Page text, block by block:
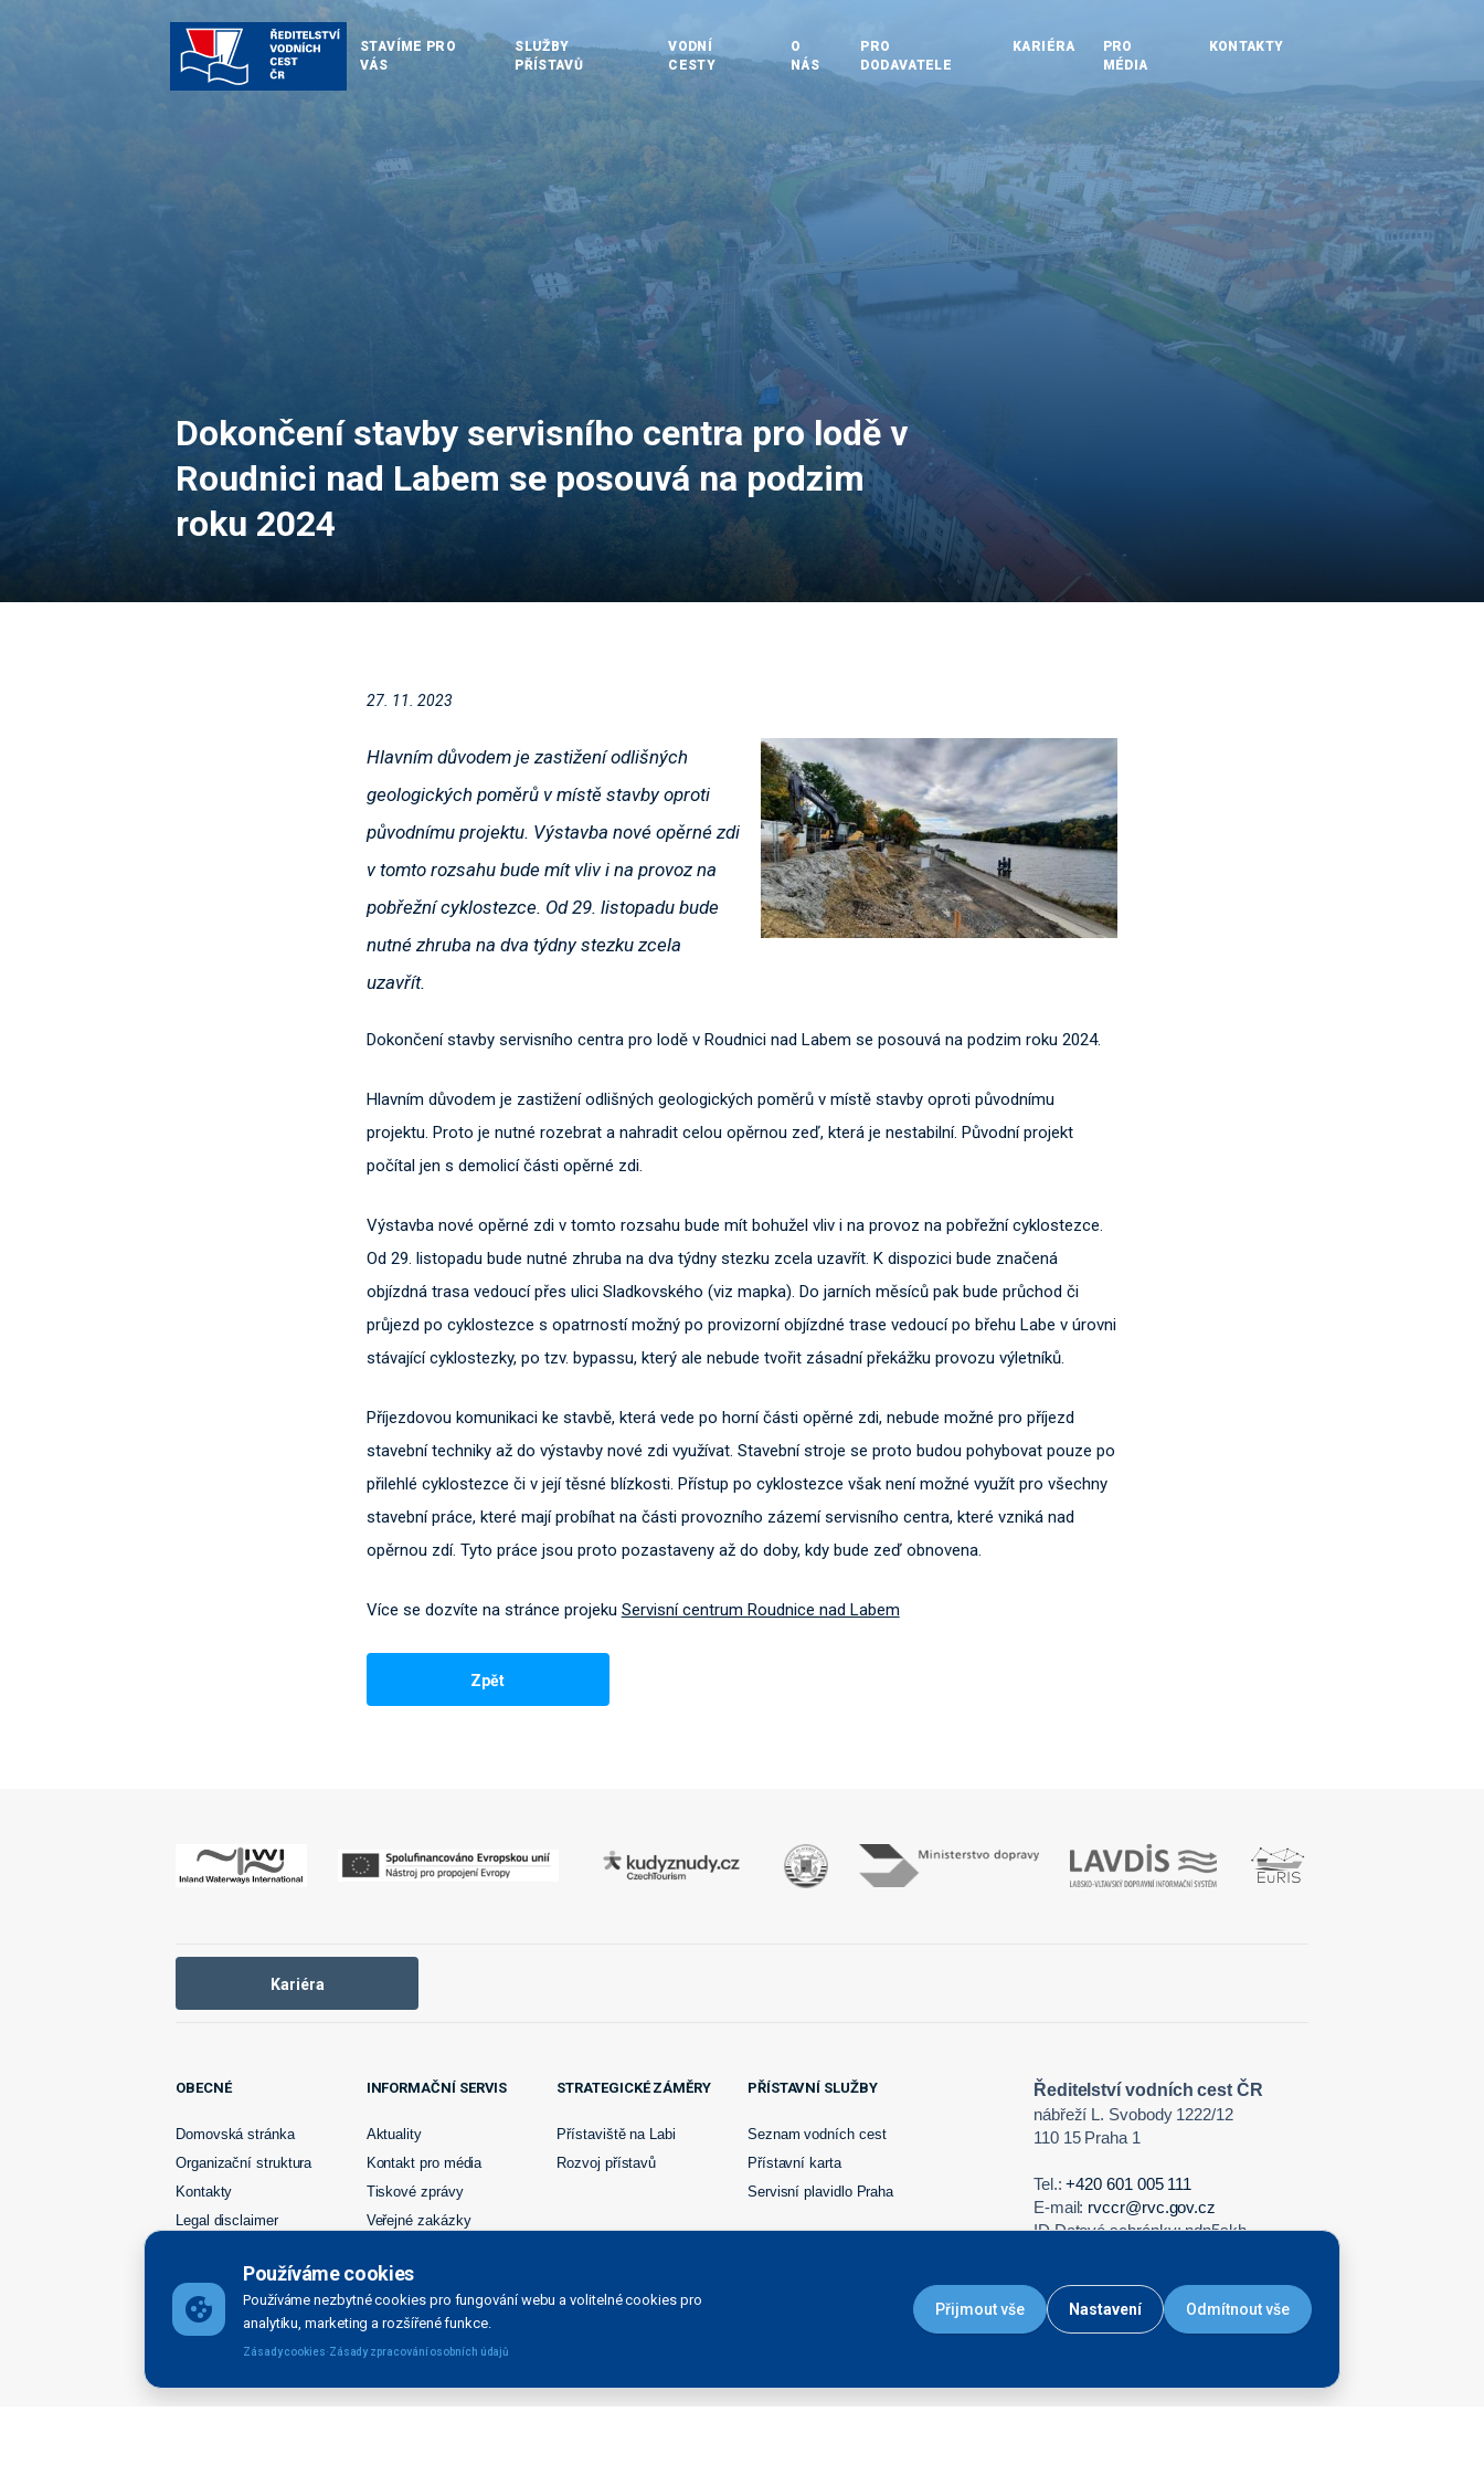
Používáme cookies
Používáme nezbytné cookies pro fungování webu a volitelné cookies pro
analytiku, marketing a rozšířené funkce.
Zásady cookies·Zásady zpracování osobních údajů
Přijmout vše Nastavení Odmítnout vše
STAVÍME PRO
VÁS
SLUŽBY
PŘÍSTAVŮ
VODNÍ
CESTY
O
NÁS
PRO
DODAVATELE
KARIÉRA
PRO
MÉDIA
KONTAKTY
Dokončení stavby servisního centra pro lodě v
Roudnici nad Labem se posouvá na podzim
roku 2024
27. 11. 2023
Hlavním důvodem je zastižení odlišných
geologických poměrů v místě stavby oproti
původnímu projektu. Výstavba nové opěrné zdi
v tomto rozsahu bude mít vliv i na provoz na
pobřežní cyklostezce. Od 29. listopadu bude
nutné zhruba na dva týdny stezku zcela
uzavřít.
Dokončení stavby servisního centra pro lodě v Roudnici nad Labem se posouvá na podzim roku 2024.
Hlavním důvodem je zastižení odlišných geologických poměrů v místě stavby oproti původnímu
projektu. Proto je nutné rozebrat a nahradit celou opěrnou zeď, která je nestabilní. Původní projekt
počítal jen s demolicí části opěrné zdi.
Výstavba nové opěrné zdi v tomto rozsahu bude mít bohužel vliv i na provoz na pobřežní cyklostezce.
Od 29. listopadu bude nutné zhruba na dva týdny stezku zcela uzavřít. K dispozici bude značená
objízdná trasa vedoucí přes ulici Sladkovského (viz mapka). Do jarních měsíců pak bude průchod či
průjezd po cyklostezce s opatrností možný po provizorní objízdné trase vedoucí po břehu Labe v úrovni
stávající cyklostezky, po tzv. bypassu, který ale nebude tvořit zásadní překážku provozu výletníků.
Příjezdovou komunikaci ke stavbě, která vede po horní části opěrné zdi, nebude možné pro příjezd
stavební techniky až do výstavby nové zdi využívat. Stavební stroje se proto budou pohybovat pouze po
přilehlé cyklostezce či v její těsné blízkosti. Přístup po cyklostezce však není možné využít pro všechny
stavební práce, které mají probíhat na části provozního zázemí servisního centra, které vzniká nad
opěrnou zdí. Tyto práce jsou proto pozastaveny až do doby, kdy bude zeď obnovena.
Více se dozvíte na stránce projeku Servisní centrum Roudnice nad Labem
Zpět
Kariéra
OBECNÉ
Domovská stránka
Organizační struktura
Kontakty
Legal disclaimer
INFORMAČNÍ SERVIS
Aktuality
Kontakt pro média
Tiskové zprávy
Veřejné zakázky
STRATEGICKÉ ZÁMĚRY
Přístaviště na Labi
Rozvoj přístavů
PŘÍSTAVNÍ SLUŽBY
Seznam vodních cest
Přístavní karta
Servisní plavidlo Praha
Ředitelství vodních cest ČR
nábřeží L. Svobody 1222/12
110 15 Praha 1
Tel.:+420 601 005 111
E-mail: rvccr@rvc.gov.cz
ID Datové schránky: ndn5skh